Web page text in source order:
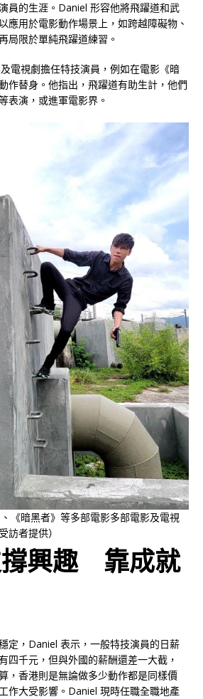
員的生涯。Daniel 形容他將飛躍道和武
應用於電影動作場景上，如跨越障礙物、
局限於單純飛躍道練習。
電視劇擔任特技演員，例如在電影《暗
作替身。他指出，飛躍道有助生計，他們
表演，或進軍電影界。
《暗黑者》等多部電影多部電影及電視
訪者提供）
撐興趣 靠成就
定，Daniel 表示，一般特技演員的日薪
四千元，但與外國的薪酬還差一大截，
，香港則是無論做多少動作都是同樣價
作大受影響。Daniel 現時任職全職地產